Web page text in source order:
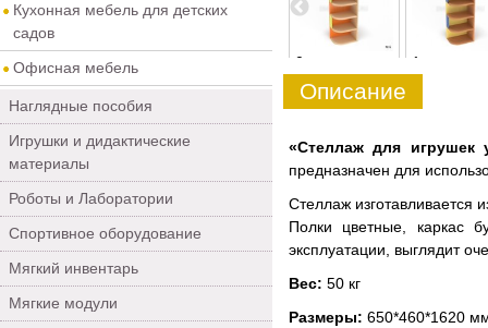
Кухонная мебель для детских
садов
Офисная мебель
Наглядные пособия
Игрушки и дидактические
материалы
Роботы и Лаборатории
Спортивное оборудование
Мягкий инвентарь
Мягкие модули
4 0 1
Описание
«Стеллаж для игрушек
предназначен для
Стеллаж изготавливается
Полки цветные, каркас
эксплуатации, выглядит
Вес: 50 кг
Размеры: 650*460*1620